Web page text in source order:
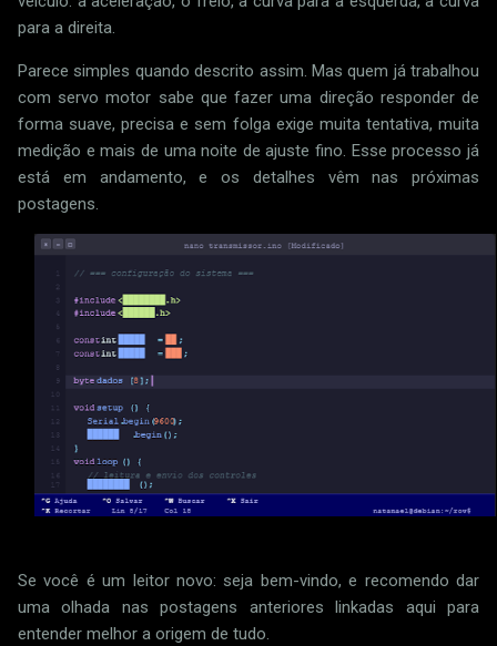
para a direita.
Parece simples quando descrito assim. Mas quem já trabalhou
com servo motor sabe que fazer uma direção responder de
forma suave, precisa e sem folga exige muita tentativa, muita
medição e mais de uma noite de ajuste fino. Esse processo já
está em andamento, e os detalhes vêm nas próximas
postagens.
Se você é um leitor novo: seja bem-vindo, e recomendo dar
uma olhada nas postagens anteriores linkadas aqui para
entender melhor a origem de tudo.